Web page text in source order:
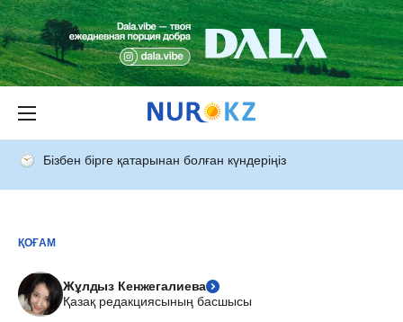
Бізбен бірге қатарынан болған күндеріңіз
ҚОҒАМ
Жұлдыз Кенжегалиева
Қазақ редакциясының басшысы